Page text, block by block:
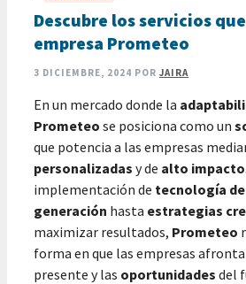
Descubre los servicios
empresa Prometeo
3 DICIEMBRE, 2024 POR JAIRA
En un mercado donde la
Prometeo se posiciona como un
que potencia a las empresas
personalizadas y de alto impacto
implementación de tecnología
generación hasta estrategias
maximizar resultados, Prometeo
forma en que las empresas
presente y las oportunidades del